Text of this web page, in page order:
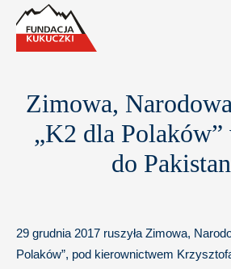
Zimowa,
„K2 dla Polaków”
do
29 grudnia 2017 ruszyła Zimowa,
Polaków”, pod kierownictwem